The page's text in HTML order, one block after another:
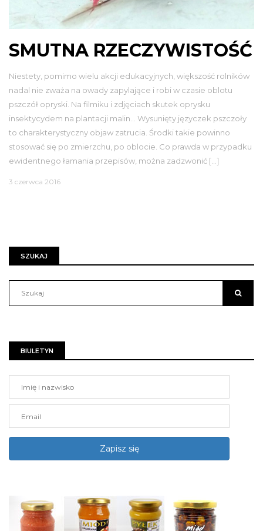
SMUTNA RZECZYWISTOŚĆ
Niestety, pomimo wielu akcji edukacyjnych, większość rolników
nadal nie zważa na owady zapylające i robi w czasie oblotu
pszczół opryski. Na filmiku i zdjęciach skutek oprysku
insektycydem na plantacji malin… Wysunięty języczek pszczoły
to charakterystyczny objaw zatrucia. Środki takie powinno
stosować się po zmierzchu, po oblocie. Co prawda w przypadku
ewidentnego łamania przepisów, można zadzwonić […]
3 czerwca 2016
SZUKAJ
BIULETYN